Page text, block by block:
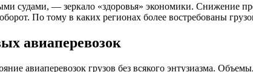
судами, — зеркало «здоровья» экономики. Снижение
По тому в каких регионах более востребованы
авиаперевозок
авиаперевозок грузов без всякого энтузиазма.